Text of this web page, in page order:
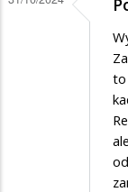
na
to